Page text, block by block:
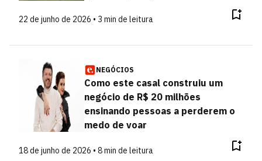
22 de junho de 2026 • 3 min de leitura
NEGÓCIOS
Como este casal construiu um
negócio de R$ 20 milhões
ensinando pessoas a perderem o
medo de voar
18 de junho de 2026 • 8 min de leitura